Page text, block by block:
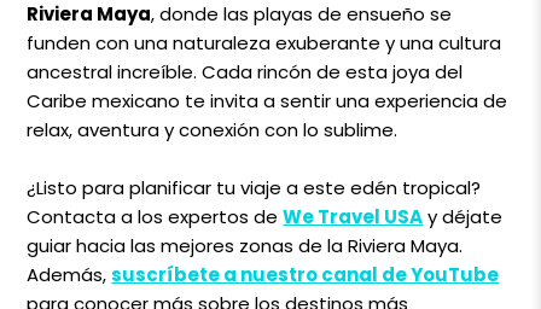
Riviera Maya, donde las playas de ensueño se
funden con una naturaleza exuberante y una cultura
ancestral increíble. Cada rincón de esta joya del
Caribe mexicano te invita a sentir una experiencia de
relax, aventura y conexión con lo sublime.
¿Listo para planificar tu viaje a este edén tropical?
Contacta a los expertos deWe Travel USA y déjate
guiar hacia las mejores zonas de la Riviera Maya.
Además,suscríbete a nuestro canal de YouTube